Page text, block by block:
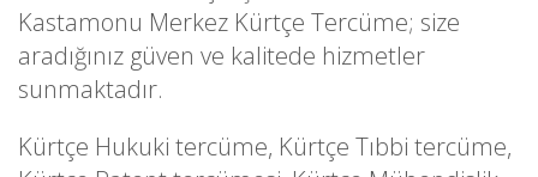
Kastamonu Merkez Kürtçe Tercüme; size
aradığınız güven ve kalitede hizmetler
sunmaktadır.
Kürtçe Hukuki tercüme, Kürtçe Tıbbi tercüme,